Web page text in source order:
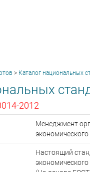
> Каталог национальных
2012
Менеджмент
Настоящий